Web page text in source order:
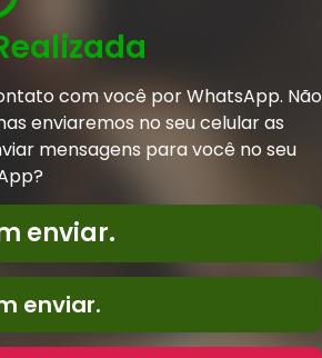
com você por WhatsApp. Não
enviaremos no seu celular as
mensagens para você no seu
enviar.
enviar.